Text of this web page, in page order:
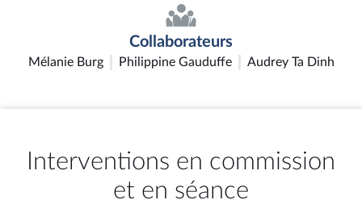
Collaborateurs
Mélanie Burg Philippine Gauduffe Audrey Ta Dinh
Interventions en commission
et en séance